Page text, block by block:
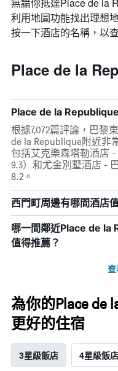
無論你抵達Place de la
利用地圖功能找出理想
按一下酒店的名稱，以
Place de la
Place de la
根據7,072篇評論，巴黎
de la Republique附近非
包括艾克樂森塔勒酒店 -
9.3）和尤金別墅酒店 -
8.2。
西門町周邊有哪間酒店
哪一間鄰近Place de la
值得推薦？
為你的Place de
更好的住宿
3星級飯店 4星級飯店